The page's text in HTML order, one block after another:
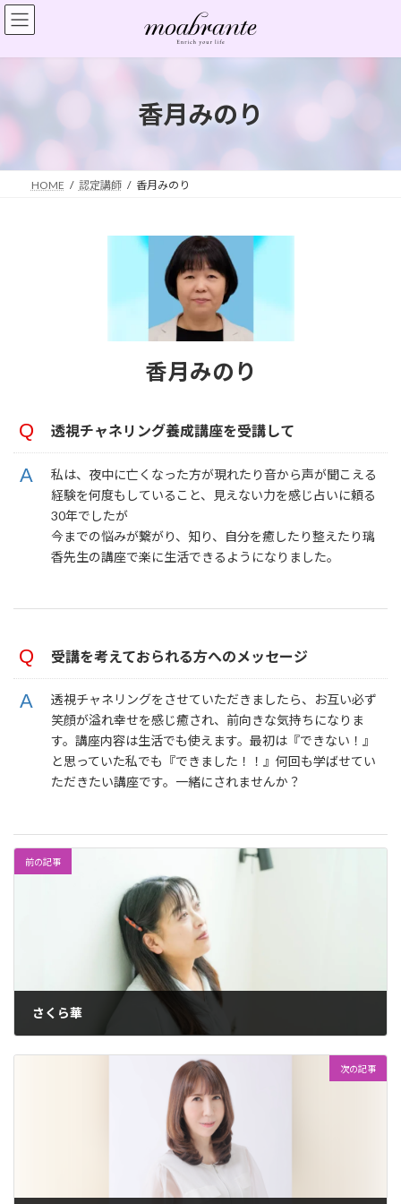
コ
ン
ン
ス
プ
ナ
ビ
ー
ン
動
香月みのり
HOME 認定講師 香月みのり
香月みのり
透視チャネリング養成講座を受講して
私は、夜中に亡くなった方が現れたり音から声が聞こえる
経験を何度もしていること、見えない力を感じ占いに頼る
30年でしたが
今までの悩みが繋がり、知り、自分を癒したり整えたり璃
香先生の講座で楽に生活できるようになりました。
受講を考えておられる方へのメッセージ
透視チャネリングをさせていただきましたら、お互い必ず
笑顔が溢れ幸せを感じ癒され、前向きな気持ちになりま
す。講座内容は生活でも使えます。最初は『できない！』
と思っていた私でも『できました！！』何回も学ばせてい
ただきたい講座です。一緒にされませんか？
前の記事
さくら華
次の記事